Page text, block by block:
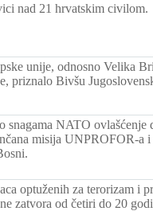
nad 21 hrvatskim civilom.
unije, odnosno Velika
priznalo Bivšu
snagama NATO
misija UNPROFOR-a
optuženih za terorizam i
zatvora od četiri do 20